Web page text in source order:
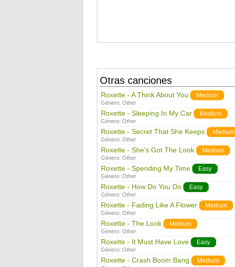
Otras canciones
Roxette - A Think About You Medium
Género: Other
Roxette - Sleeping In My Car Medium
Género: Other
Roxette - Secret That She Keeps Medium
Género: Other
Roxette - She's Got The Look Medium
Género: Other
Roxette - Spending My Time Easy
Género: Other
Roxette - How Do You Do Easy
Género: Other
Roxette - Fading Like A Flower Medium
Género: Other
Roxette - The Look Medium
Género: Other
Roxette - It Must Have Love Easy
Género: Other
Roxette - Crash Boom Bang Medium